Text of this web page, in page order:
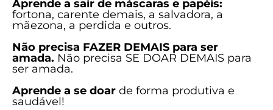
Aprende a sair de máscaras e papéis:
fortona, carente demais, a salvadora, a
mãezona, a perdida e outros.
Não precisa FAZER DEMAIS para ser
amada. Não precisa SE DOAR DEMAIS para
ser amada.
Aprende a se doar de forma produtiva e
saudável!